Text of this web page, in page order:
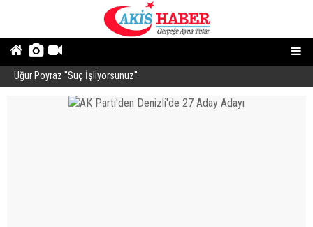
Uğur Poyraz ''Suç İşliyorsunuz''